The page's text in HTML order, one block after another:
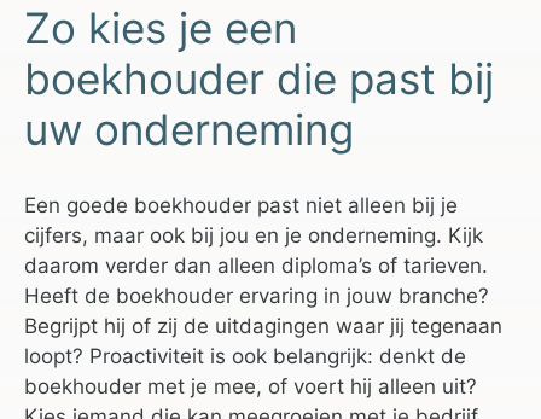
Zo kies je een
boekhouder die past bij
uw onderneming
Een goede boekhouder past niet alleen bij je
cijfers, maar ook bij jou en je onderneming. Kijk
daarom verder dan alleen diploma’s of tarieven.
Heeft de boekhouder ervaring in jouw branche?
Begrijpt hij of zij de uitdagingen waar jij tegenaan
loopt? Proactiviteit is ook belangrijk: denkt de
boekhouder met je mee, of voert hij alleen uit?